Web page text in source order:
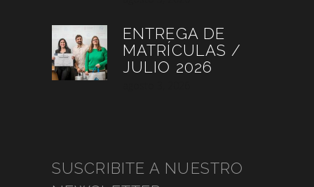
ENTREGA DE
MATRÍCULAS /
JULIO 2026
SUSCRIBITE A NUESTRO